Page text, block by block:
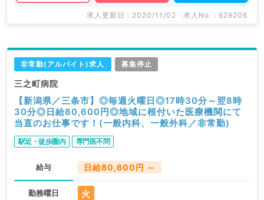
求人更新日 : 2020/11/02 求人No. : 629206
非常勤(アルバイト)求人 募集停止
三之町病院
【新潟県／三条市】◎毎週火曜日◎17時30分～翌8時
30分◎日給80,600円◎地域に根付いた医療機関にて
当直のお仕事です！(一般内科、一般外科／非常勤)
駅近・徒歩圏内 専門医不問
給与 日給80,600円 ～
勤務曜日 火